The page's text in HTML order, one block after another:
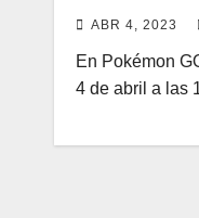
ABR 4, 2023
En Pokémon
4 de abril a las